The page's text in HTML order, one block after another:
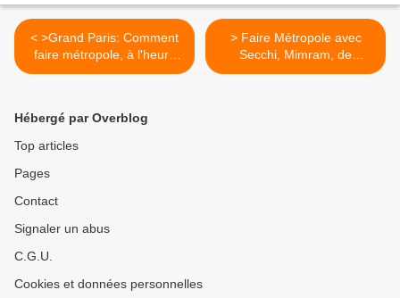
< >Grand Paris: Comment
faire métropole, à l'heure
de la mondialisation? un
> Faire Métropole avec
Secchi, Mimram, de
Portzemparc, Castro,
Hébergé par Overblog
Top articles
Pages
Contact
Signaler un abus
C.G.U.
Cookies et données personnelles